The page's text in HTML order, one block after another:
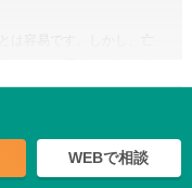
は容易です。しかし、亡
必要があります。また、
め、税理士に依頼するこ
しや多く取りすぎなどの
いくらくらい？
理士事務所により差があ
WEBで相談